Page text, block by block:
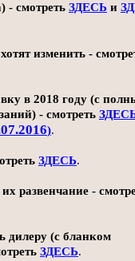
- смотреть ЗДЕСЬ и
изменить -
в 2018 году (с
- смотреть
).
ЗДЕСЬ.
развенчание -
дилеру (с бланком
ЗДЕСЬ.